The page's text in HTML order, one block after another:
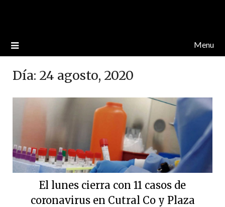
Menu
Día: 24 agosto, 2020
El lunes cierra con 11 casos de
coronavirus en Cutral Co y Plaza